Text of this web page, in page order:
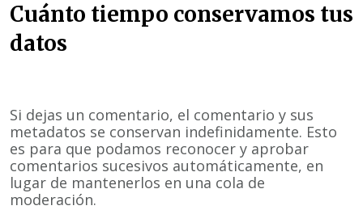
Cuánto tiempo conservamos tus
datos
Si dejas un comentario, el comentario y sus
metadatos se conservan indefinidamente. Esto
es para que podamos reconocer y aprobar
comentarios sucesivos automáticamente, en
lugar de mantenerlos en una cola de
moderación.